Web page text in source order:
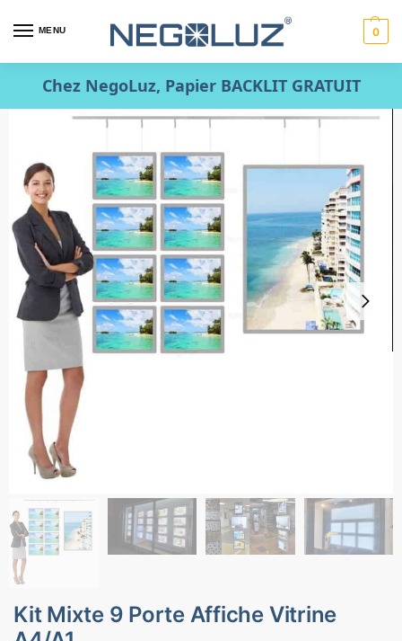
MENU 0
Chez NegoLuz, Papier BACKLIT GRATUIT
Kit Mixte 9 Porte Affiche Vitrine